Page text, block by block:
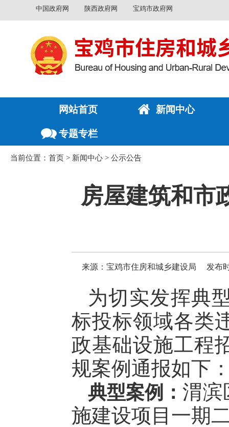
中国政府网 陕西政府网 宝鸡市政府网
网站首页 新闻中心
专题专栏
当前位置： 首页 > 新闻中心 > 公示公告
房屋建筑和市
来源：宝鸡市住房和城乡建设局 发布
为切实发挥典
标投标领域各类
政基础设施工程
规案例通报如下
典型案例：渭滨
施建设项目一期